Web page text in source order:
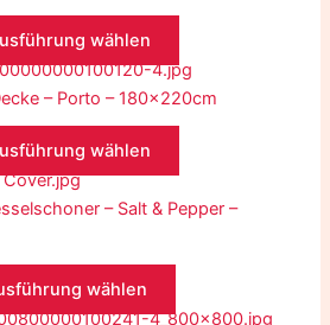
wählen
– Porto – 180x220cm
wählen
– Salt & Pepper –
wählen